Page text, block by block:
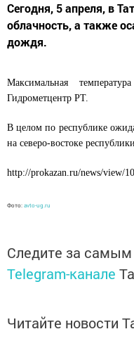
Сегодня, 5 апреля, в
облачность, а также
дождя.
Максимальная
Гидрометцентр РТ.
В целом по республике
на северо-востоке
http://prokazan.ru/news/view/
Фото: avto-ug.ru
Следите за
Telegram-канале
Читайте новости